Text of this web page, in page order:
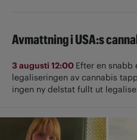
Avmattning i USA:s
3 augusti 12:00 Efter en snabb
legaliseringen av cannabis
ingen ny delstat fullt ut